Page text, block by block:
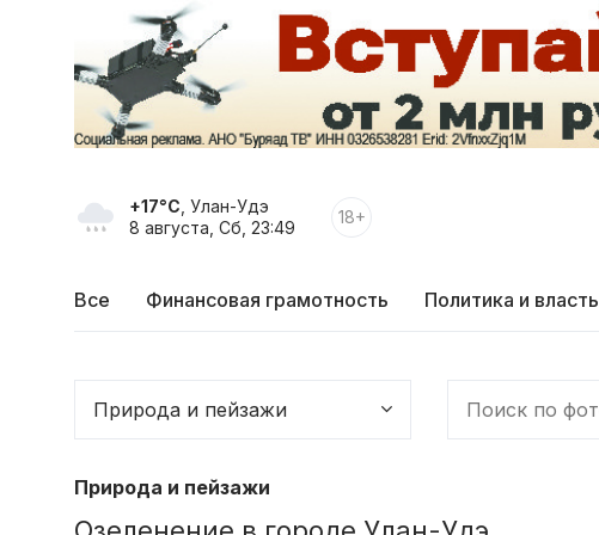
+17°C , Улан-Удэ
8 августа, Сб, 23:49
18+
Все Финансовая грамотность Политика и власть
Природа и пейзажи